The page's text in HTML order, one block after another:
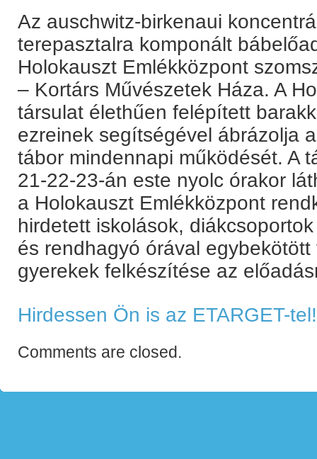
Az auschwitz-birkenaui
terepasztalra komponált
Holokauszt Emlékközpont
– Kortárs Művészetek Háza. A
társulat élethűen felépített
ezreinek segítségével ábrázolja
tábor mindennapi működését. A
21-22-23-án este nyolc órakor
a Holokauszt Emlékközpont
hirdetett iskolások,
és rendhagyó órával
gyerekek felkészítése az
Hirdessen Ön is az ETARGET-tel!
Comments are closed.